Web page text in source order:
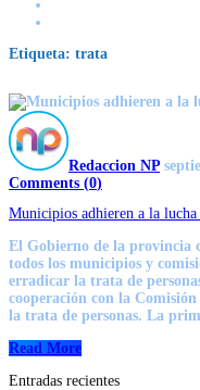
Etiqueta: trata
Redaccion NP
Comments (0)
Municipios adhieren a la lucha
El Gobierno de la provincia
todos los municipios y
erradicar la trata de
cooperación con la
la trata de personas. La
Read More
Entradas recientes